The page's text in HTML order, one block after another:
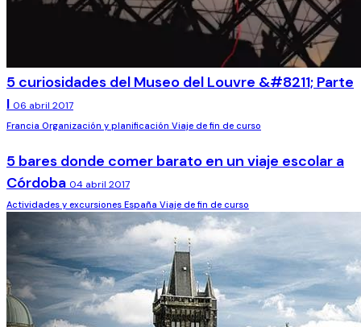
5 curiosidades del Museo del Louvre &#8211; Parte
I 06 abril 2017
Francia Organización y planificación Viaje de fin de curso